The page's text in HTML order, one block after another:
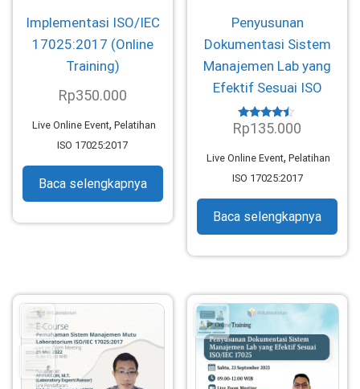
Implementasi ISO/IEC
17025:2017 (Online
Training)
Rp350.000
Live Online Event, Pelatihan
ISO 17025:2017
Baca selengkapnya
Penyusunan
Dokumentasi Sistem
Manajemen Lab yang
Efektif Sesuai ISO
Dinilai
Rp135.000
Live Online Event, Pelatihan
ISO 17025:2017
Baca selengkapnya